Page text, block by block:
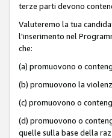
terze parti devono
Valuteremo la tua
l'inserimento nel
che:
(a) promuovono o
(b) promuovono la
(c) promuovono o
(d) promuovono o
quelle sulla base della